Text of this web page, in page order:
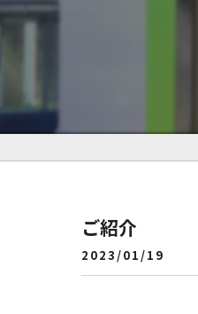
ご紹介
2023/01/19